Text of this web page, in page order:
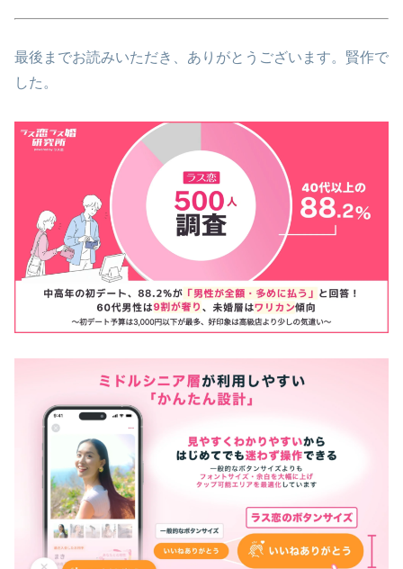
最後までお読みいただき、ありがとうございます。賢作で
した。